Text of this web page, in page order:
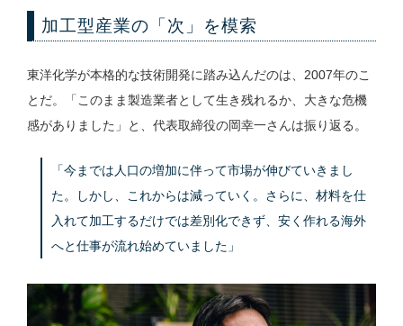
加工型産業の「次」を模索
東洋化学が本格的な技術開発に踏み込んだのは、2007年のこ
とだ。「このまま製造業者として生き残れるか、大きな危機
感がありました」と、代表取締役の岡幸一さんは振り返る。
「今までは人口の増加に伴って市場が伸びていきまし
た。しかし、これからは減っていく。さらに、材料を仕
入れて加工するだけでは差別化できず、安く作れる海外
へと仕事が流れ始めていました」